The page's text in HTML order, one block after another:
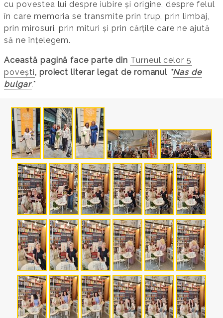
cu povestea lui despre iubire și origine, despre felul
în care memoria se transmite prin trup, prin limbaj,
prin mirosuri, prin mituri și prin cărțile care ne ajută
să ne înțelegem.
Această pagină face parte din Turneul celor 5
povești, proiect literar legat de romanul *Nas de
bulgar.*